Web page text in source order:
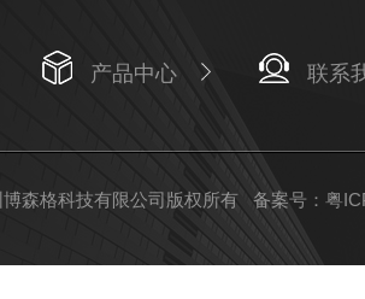
产品中心 联系
博森格科技有限公司版权所有备案号：粤